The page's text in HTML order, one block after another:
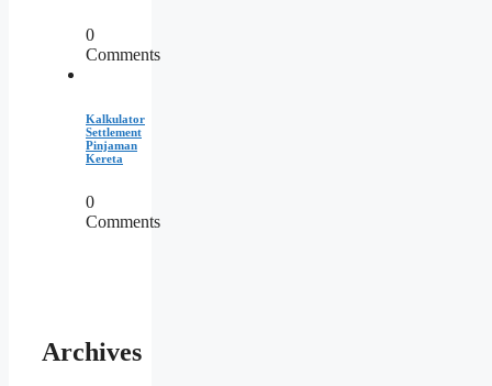
0
Comments
Kalkulator
Settlement
Pinjaman
Kereta
0
Comments
Archives